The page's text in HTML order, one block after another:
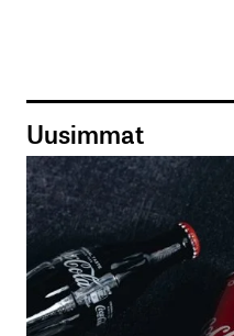
Uusimmat